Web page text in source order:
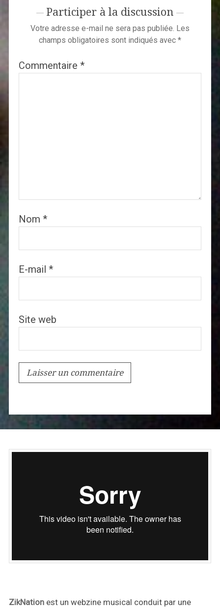
Participer à la discussion
Votre adresse e-mail ne sera pas publiée. Les
champs obligatoires sont indiqués avec *
Commentaire *
Nom *
E-mail *
Site web
ZikNationest un webzine musical conduit par une